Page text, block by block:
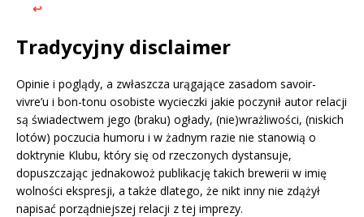
↩︎
Tradycyjny disclaimer
Opinie i poglądy, a zwłaszcza urągające zasadom savoir-
vivre’u i bon-tonu osobiste wycieczki jakie poczynił autor relacji
są świadectwem jego (braku) ogłady, (nie)wrażliwości, (niskich
lotów) poczucia humoru i w żadnym razie nie stanowią o
doktrynie Klubu, który się od rzeczonych dystansuje,
dopuszczając jednakowoż publikację takich brewerii w imię
wolności ekspresji, a także dlatego, że nikt inny nie zdążył
napisać porządniejszej relacji z tej imprezy.